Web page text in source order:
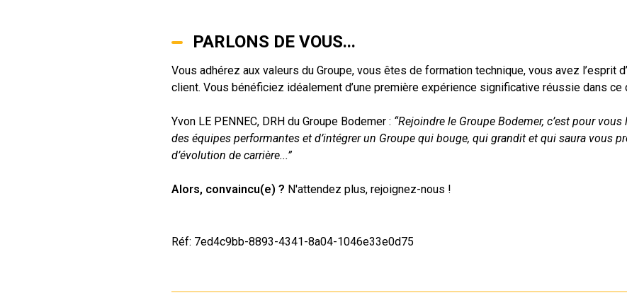
PARLONS DE VOUS...
Vous adhérez aux valeurs du Groupe, vous êtes de formation technique, vous avez l’esprit
client. Vous bénéficiez idéalement d’une première expérience significative réussie dans ce
Yvon LE PENNEC, DRH du Groupe Bodemer : “Rejoindre le Groupe Bodemer, c’est pour
des équipes performantes et d’intégrer un Groupe qui bouge, qui grandit et qui saura vous
d’évolution de carrière...”
Alors, convaincu(e) ? N'attendez plus, rejoignez-nous !
Réf: 7ed4c9bb-8893-4341-8a04-1046e33e0d75